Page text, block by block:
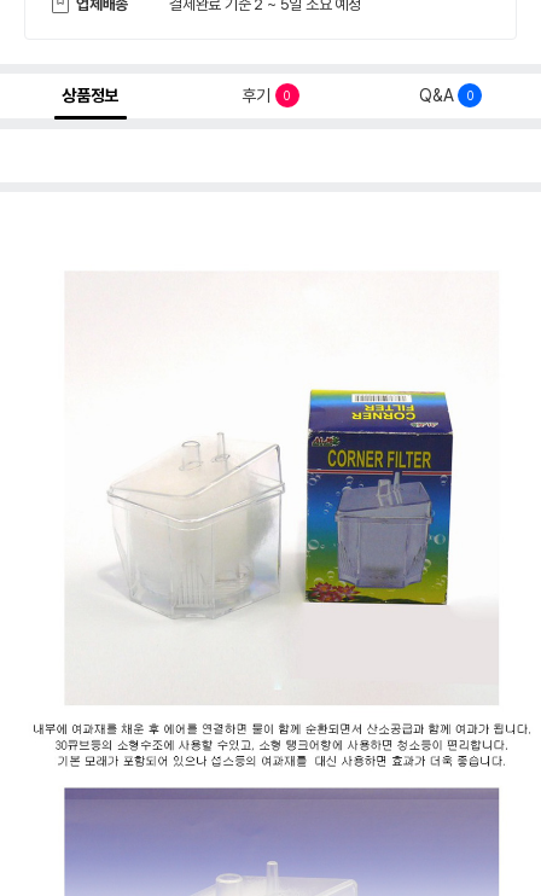
업체배송 결제완료 기준 2 ~ 5일 소요 예정
상품정보 후기 0 Q&A 0